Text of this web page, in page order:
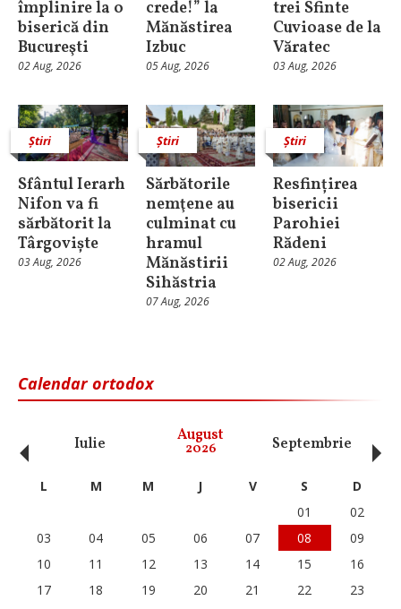
împlinire la o
biserică din
Bucureşti
02 Aug, 2026
crede!” la
Mănăstirea
Izbuc
05 Aug, 2026
trei Sfinte
Cuvioase de la
Văratec
03 Aug, 2026
Știri
Sfântul Ierarh
Nifon va fi
sărbătorit la
Târgoviște
03 Aug, 2026
Știri
Sărbătorile
nemţene au
culminat cu
hramul
Mănăstirii
Sihăstria
07 Aug, 2026
Știri
Resfințirea
bisericii
Parohiei
Rădeni
02 Aug, 2026
Calendar ortodox
Iulie August
2026 Septembrie
‹ L M M J V S
D
01
02
03
04 05 06 07 08
09
10
11 12 13 14 15
16
17
18 19 20 21 22
23